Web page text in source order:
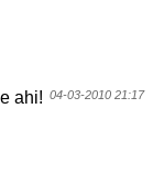
04-03-2010 21:17
ahi!